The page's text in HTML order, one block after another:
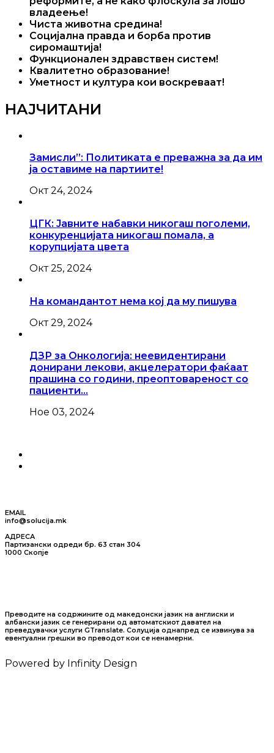
владеење!
Чиста животна средина!
Социјална правда и борба против
сиромаштија!
Функционален здравствен систем!
Квалитетно образование!
Уметност и култура кои воскреваат!
НАЈЧИТАНИ
Замисли”: Политиката е преважна за да им
ја оставиме на партиите!
Окт 24, 2024
ЦГК: Јавните набавки никогаш поголеми,
конкуренцијата никогаш помала, а
корупцијата цвета
Окт 25, 2024
На командантот нема кој да му пишува
Окт 29, 2024
ДЗР за Онкологија: неевидентирани
донирани лекови, акцелератори фаќаат
прашина со години, преоптовареност со
пациенти…
Ное 03, 2024
EMAIL
info@solucija.mk
АДРЕСА
Партизански одреди бр. 63 стан 304
1000 Скопје
Преводите на содржините од македонски јазик на англиски и
албански јазик се генерирани од автоматскиот давател на
преведувачки услуги GTranslate. Солуција однапред се извинува за
евентуални грешки во преводот кои се ненамерни.
Powered by Infinity Design